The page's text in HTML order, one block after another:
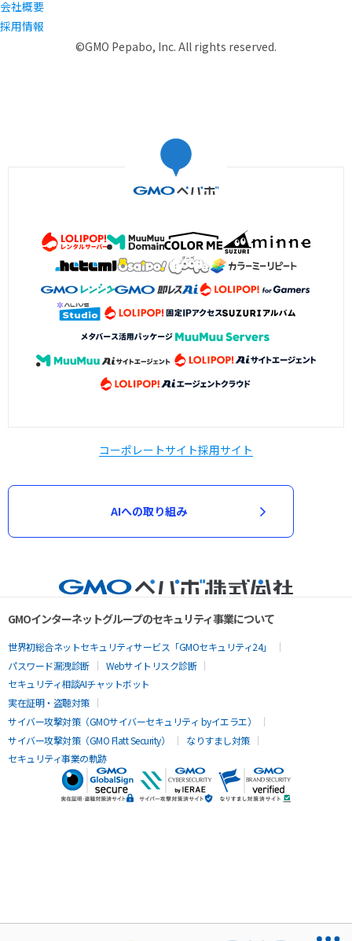
会社概要
採用情報
©GMO Pepabo, Inc. All rights reserved.
コーポレートサイト採用サイト
AIへの取り組み
GMOインターネットグループのセキュリティ事業について
世界初総合ネットセキュリティサービス「GMOセキュリティ24」
パスワード漏洩診断
Webサイトリスク診断
セキュリティ相談AIチャットボット
実在証明・盗聴対策
サイバー攻撃対策（GMOサイバーセキュリティ byイエラエ）
サイバー攻撃対策（GMO Flatt Security）
なりすまし対策
セキュリティ事業の軌跡